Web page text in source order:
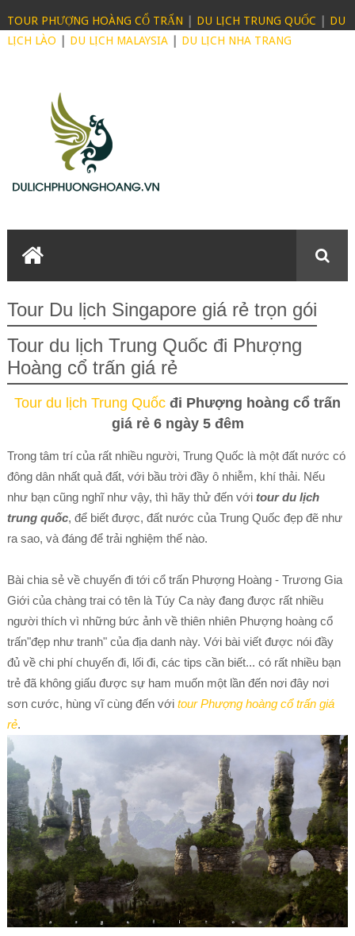
TOUR PHƯỢNG HOÀNG CỔ TRẤN DU LỊCH TRUNG QUỐC
DU
LỊCH LÀO
DU LỊCH MALAYSIA| DU LỊCH NHA TRANG
Tour Du lịch Singapore giá rẻ trọn gói
Tour du lịch Trung Quốc đi Phượng
Hoàng cổ trấn giá rẻ
Tour du lịch Trung Quốc đi Phượng hoàng cổ trấn
giá rẻ 6 ngày 5 đêm
Trong tâm trí của rất nhiều người, Trung Quốc là một đất nước có
đông dân nhất quả đất, với bầu trời đầy ô nhiễm, khí thải. Nếu
như bạn cũng nghĩ như vậy, thì hãy thử đến với tour du lịch
trung quốc, để biết được, đất nước của Trung Quốc đẹp đẽ như
ra sao, và đáng để trải nghiệm thế nào.
Bài chia sẻ về chuyến đi tới cổ trấn Phượng Hoàng - Trương Gia
Giới của chàng trai có tên là Túy Ca này đang được rất nhiều
người thích vì những bức ảnh về thiên nhiên Phượng hoàng cổ
trấn"đẹp như tranh" của địa danh này. Với bài viết được nói đầy
đủ về chi phí chuyến đi, lối đi, các tips cần biết... có rất nhiều bạn
trẻ đã không giấu được sự ham muốn một lần đến nơi đây nơi
sơn cước, hùng vĩ cùng đến với tour Phượng hoàng cổ trấn giá
rẻ.